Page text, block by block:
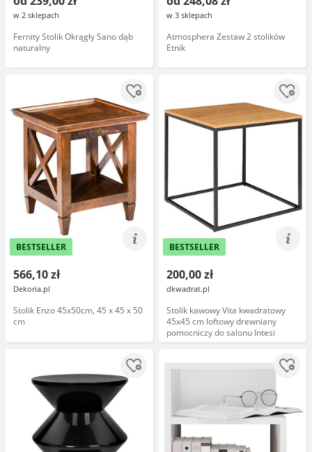
w 2 sklepach
Fernity Stolik Okrągły Sano dąb
naturalny
w 3 sklepach
Atmosphera Zestaw 2 stolików
Etnik
BESTSELLER
566,10 zł
Dekoria.pl
Stolik Enzo 45x50cm, 45 x 45 x 50
cm
BESTSELLER
200,00 zł
dkwadrat.pl
Stolik kawowy Vita kwadratowy
45x45 cm loftowy drewniany
pomocniczy do salonu Intesi